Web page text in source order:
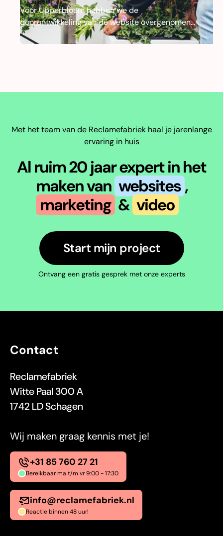
Voor Upperbloom hebben we de
doorontwikkeling van de website overgenomen
en doorgezet naar een volgende fase. Met focus
op performance, beheerbaarheid en conversie
Met het team van de Reclamefabriek haal je jarenlange
ervaring in huis
Al ruim 20 jaar expert in het
maken van websites ,
marketing & video
Start mijn project
Ontvang een gratis gesprek met onze experts
Contact
Reclamefabriek
Witte Paal 300 A
1742 LD Schagen
Wij maken graag kennis met je!
+31 85 760 27 21
Bereikbaar ma t/m vr 9:00 - 17:30
info@reclamefabriek.nl
Reactie binnen 48 uur!